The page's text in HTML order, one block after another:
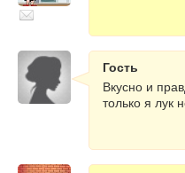
Гость
Вкусно и
только я лук